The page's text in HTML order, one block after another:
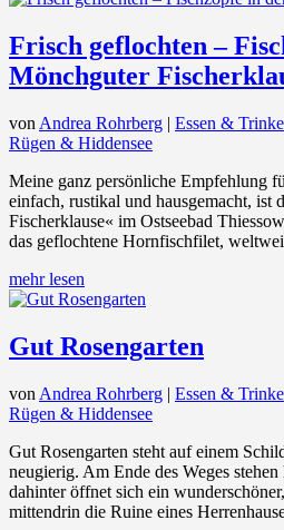
Frisch geflochten –
Mönchguter
von Andrea Rohrberg | Essen &
Rügen & Hiddensee
Meine ganz persönliche Empfehlung
einfach, rustikal und hausgemacht, ist
Fischerklause« im Ostseebad
das geflochtene Hornfischfilet,
mehr lesen
Gut Rosengarten
von Andrea Rohrberg | Essen &
Rügen & Hiddensee
Gut Rosengarten steht auf einem
neugierig. Am Ende des Weges
dahinter öffnet sich ein
mittendrin die Ruine eines